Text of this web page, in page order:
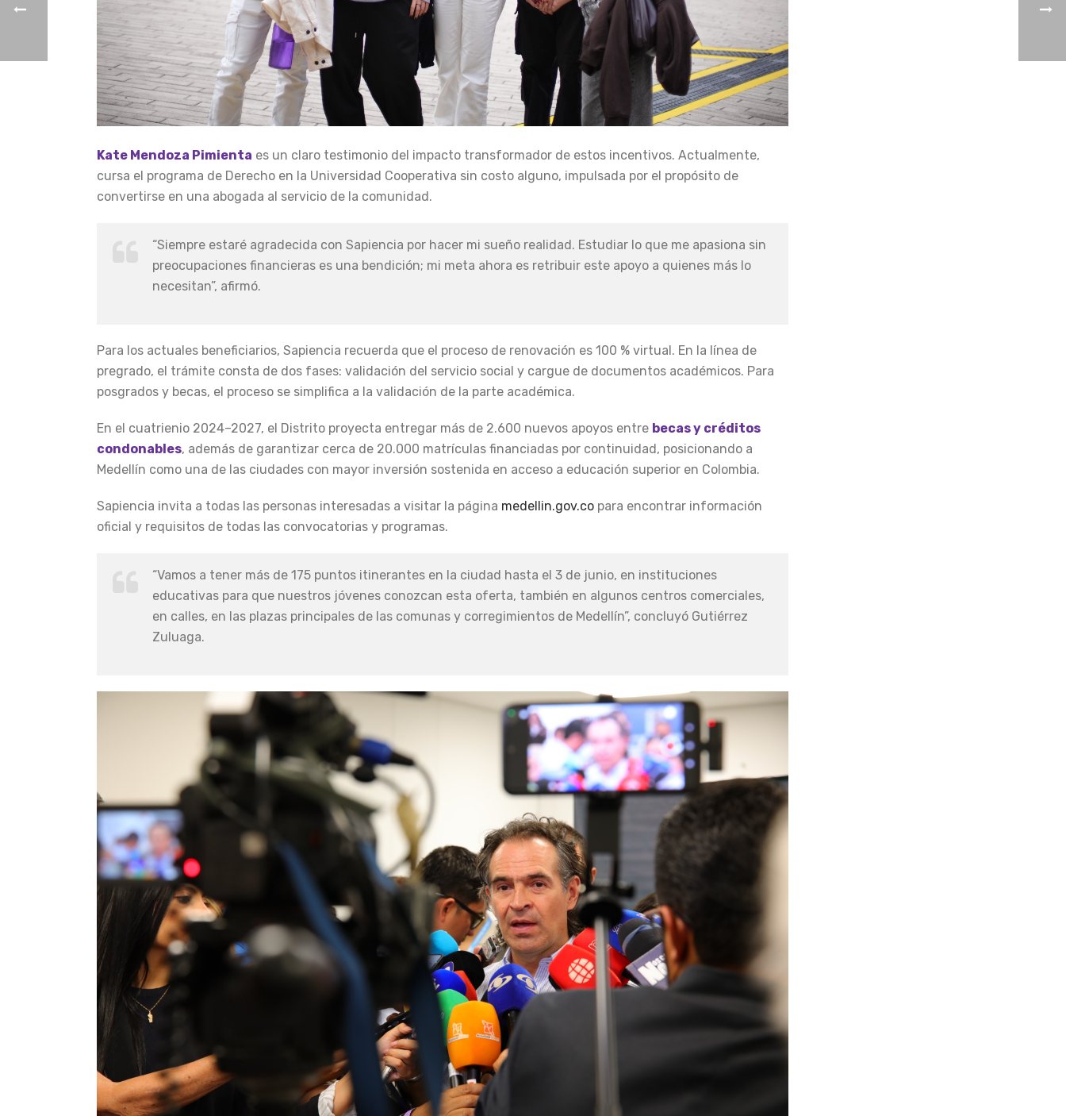
Kate Mendoza Pimienta es un claro testimonio del impacto transformador de estos incentivos. Actualmente,
cursa el programa de Derecho en la Universidad Cooperativa sin costo alguno, impulsada por el propósito de
convertirse en una abogada al servicio de la comunidad.
“Siempre estaré agradecida con Sapiencia por hacer mi sueño realidad. Estudiar lo que me apasiona sin
preocupaciones financieras es una bendición; mi meta ahora es retribuir este apoyo a quienes más lo
necesitan”, afirmó.
Para los actuales beneficiarios, Sapiencia recuerda que el proceso de renovación es 100 % virtual. En la línea de
pregrado, el trámite consta de dos fases: validación del servicio social y cargue de documentos académicos. Para
posgrados y becas, el proceso se simplifica a la validación de la parte académica.
En el cuatrienio 2024–2027, el Distrito proyecta entregar más de 2.600 nuevos apoyos entre becas y créditos
condonables, además de garantizar cerca de 20.000 matrículas financiadas por continuidad, posicionando a
Medellín como una de las ciudades con mayor inversión sostenida en acceso a educación superior en Colombia.
Sapiencia invita a todas las personas interesadas a visitar la página medellin.gov.co para encontrar información
oficial y requisitos de todas las convocatorias y programas.
“Vamos a tener más de 175 puntos itinerantes en la ciudad hasta el 3 de junio, en instituciones
educativas para que nuestros jóvenes conozcan esta oferta, también en algunos centros comerciales,
en calles, en las plazas principales de las comunas y corregimientos de Medellín”, concluyó Gutiérrez
Zuluaga.